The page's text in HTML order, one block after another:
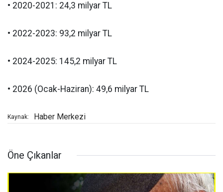
• 2020-2021: 24,3 milyar TL
• 2022-2023: 93,2 milyar TL
• 2024-2025: 145,2 milyar TL
• 2026 (Ocak-Haziran): 49,6 milyar TL
Kaynak: Haber Merkezi
Öne Çıkanlar